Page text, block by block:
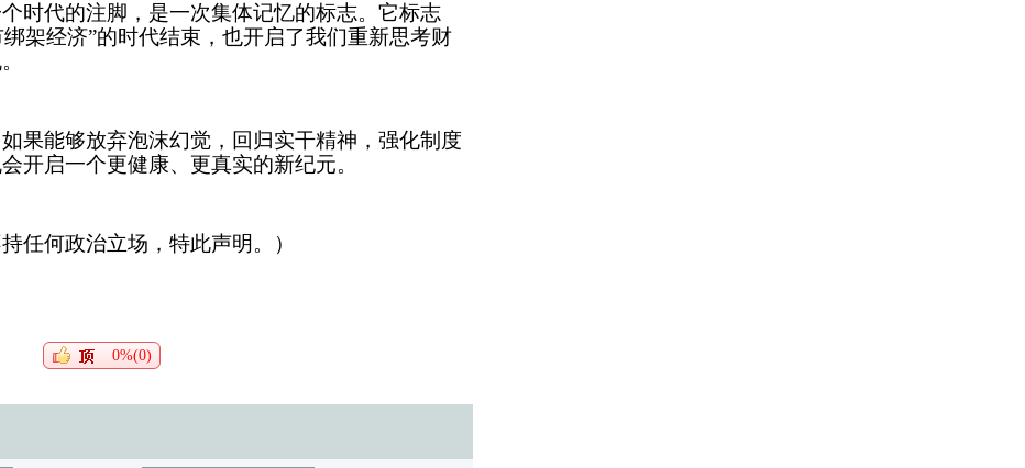
时代的注脚，是一次集体记忆的标志。它标志
绑架经济”的时代结束，也开启了我们重新思考财
果能够放弃泡沫幻觉，回归实干精神，强化制度
开启一个更健康、更真实的新纪元。
任何政治立场，特此声明。）
0%(0)